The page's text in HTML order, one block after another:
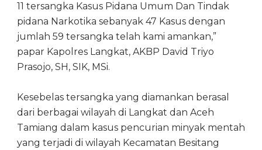
11 tersangka Kasus Pidana Umum Dan Tindak
pidana Narkotika sebanyak 47 Kasus dengan
jumlah 59 tersangka telah kami amankan,”
papar Kapolres Langkat, AKBP David Triyo
Prasojo, SH, SIK, MSi.
Kesebelas tersangka yang diamankan berasal
dari berbagai wilayah di Langkat dan Aceh
Tamiang dalam kasus pencurian minyak mentah
yang terjadi di wilayah Kecamatan Besitang